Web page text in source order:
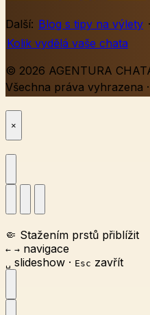
Další: Blog s tipy na výlety ·
Kolik vydělá vaše chata
© 2026 AGENTURA
Všechna práva vyhrazena ·
×
🤏 Stažením prstů přiblížit
← → navigace
␣ slideshow · Esc zavřít